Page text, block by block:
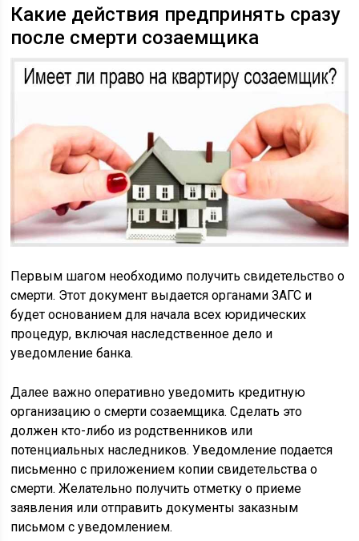
Какие действия предпринять сразу
после смерти созаемщика
Первым шагом необходимо получить свидетельство о
смерти. Этот документ выдается органами ЗАГС и
будет основанием для начала всех юридических
процедур, включая наследственное дело и
уведомление банка.
Далее важно оперативно уведомить кредитную
организацию о смерти созаемщика. Сделать это
должен кто-либо из родственников или
потенциальных наследников. Уведомление подается
письменно с приложением копии свидетельства о
смерти. Желательно получить отметку о приеме
заявления или отправить документы заказным
письмом с уведомлением.